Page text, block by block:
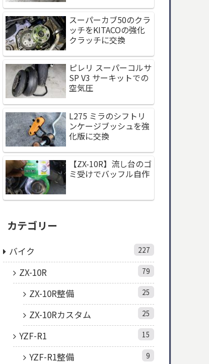
スーパーカブ50のクラ
ッチをKITACOの強化
クラッチに交換
ピレリ スーパーコルサ
SP V3 サーキットでの
空気圧
L275 ミラのシフトリ
ンケージブッシュを強
化版に交換
【ZX-10R】流し台のゴ
ミ受けでバッフル自作
カテゴリー
バイク 227
ZX-10R 79
ZX-10R整備 25
ZX-10Rカスタム 25
YZF-R1 15
YZF-R1整備 9